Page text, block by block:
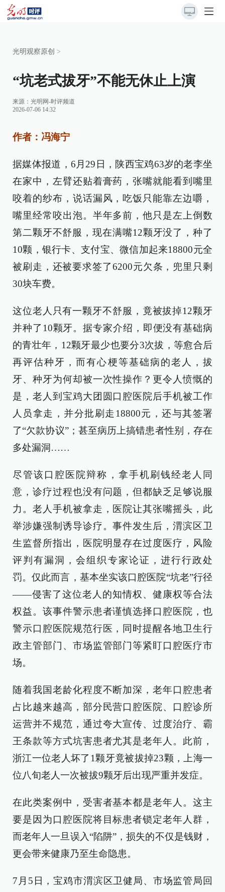
光明观察原创 >
“坑老式拔牙”不能无休止上演
来源： 光明网-时评频道
2026-07-06 14:32
作者：冯海宁
据媒体报道，6月29日，陕西宝鸡63岁的老李坐
在家中，左臂还贴着膏药，张嘴就能看到嘴里
咬着的纱布，说话漏风，吃饭只能靠左边嚼，
嘴里经常咬出泡。半年多前，他只是左上倒数
第二颗牙不舒服，现在满嘴12颗牙没了，种了
10颗，银行卡、支付宝、微信加起来18800元全
被刷走，还被要求签了6200元欠条，兜里只剩
30块车费。
这位老人只有一颗牙不舒服，竟被拔掉12颗牙
并种了10颗牙。据专家介绍，即便没有基础病
的青壮年，12颗牙最少也要分3次拔，等愈合后
再评估种牙，而有心梗等基础病的老人，拔
牙、种牙为何却被一次性操作？更令人愤慨的
是，老人到宝鸡大团圆口腔医院后手机被工作
人员拿走，并分批刷走18800元，还与其签署
了“欠款协议”；甚至病历上搞错患者性别，存在
多处漏洞……
尽管该口腔医院辩称，拿手机刷钱经老人同
意，诊疗过程也没有问题，但都缺乏足够说服
力。老人手机被拿走，医院让其张嘴摇头，此
举涉嫌强制诱导诊疗。事件发生后，渭滨区卫
生监督所指出，医院明显存在过度医疗，风险
评判有漏洞，会组织专家论证，进行行政处
罚。仅此而言，基本坐实该口腔医院“坑老”行径
——侵害了这位老人的知情权、健康权等合法
权益。该事件警示患者谨慎选择口腔医院，也
警示口腔医院规范行医，同时提醒各地卫生行
政主管部门、市场监管部门等紧盯口腔医疗市
场。
随着我国老龄化程度不断加深，老年口腔患者
占比越来越高，部分民营口腔医院、口腔诊所
运营并不规范，通过夸大宣传、过度治疗、霸
王条款等方式坑害患者尤其是老年人。此前，
浙江一位老人坏了1颗牙竟被拔掉23颗，上海一
位八旬老人一次被拔9颗牙后出现严重并发症。
在此类案例中，受害者基本都是老年人。这主
要是因为口腔医院将目标患者锁定老年人群，
而老年人一旦误入“陷阱”，损失的不仅是钱财，
更会带来健康乃至生命隐患。
7月5日，宝鸡市渭滨区卫健局、市场监管局回